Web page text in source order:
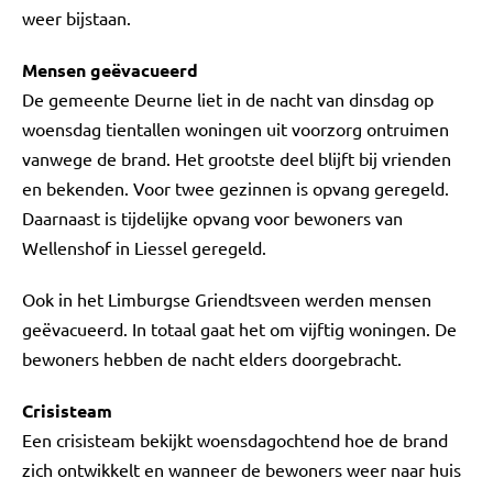
weer bijstaan.
Mensen geëvacueerd
De gemeente Deurne liet in de nacht van dinsdag op
woensdag tientallen woningen uit voorzorg ontruimen
vanwege de brand. Het grootste deel blijft bij vrienden
en bekenden. Voor twee gezinnen is opvang geregeld.
Daarnaast is tijdelijke opvang voor bewoners van
Wellenshof in Liessel geregeld.
Ook in het Limburgse Griendtsveen werden mensen
geëvacueerd. In totaal gaat het om vijftig woningen. De
bewoners hebben de nacht elders doorgebracht.
Crisisteam
Een crisisteam bekijkt woensdagochtend hoe de brand
zich ontwikkelt en wanneer de bewoners weer naar huis